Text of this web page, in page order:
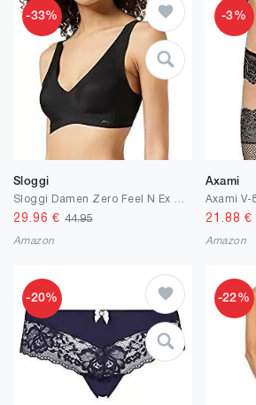
-33%
Sloggi
29.96 €44.95
Amazon
-3%
Axami
21.88 €
Amazon
-20% -22%